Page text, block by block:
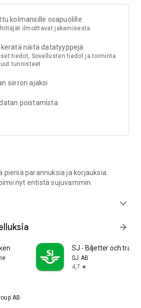
kolmansille osapuolille
ilmoittavat jakamisesta
näitä datatyyppejä
tiedot, Sovellusten tiedot ja toiminta
tunnisteet
siirron ajaksi
poistamista
pieniä parannuksia ja korjauksia.
nyt entistä sujuvammin.
expand_more
arrow_forward
SJ - Biljetter och
SJ AB
4,7 star
AB